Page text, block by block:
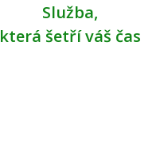
Služba,
která šetří váš čas